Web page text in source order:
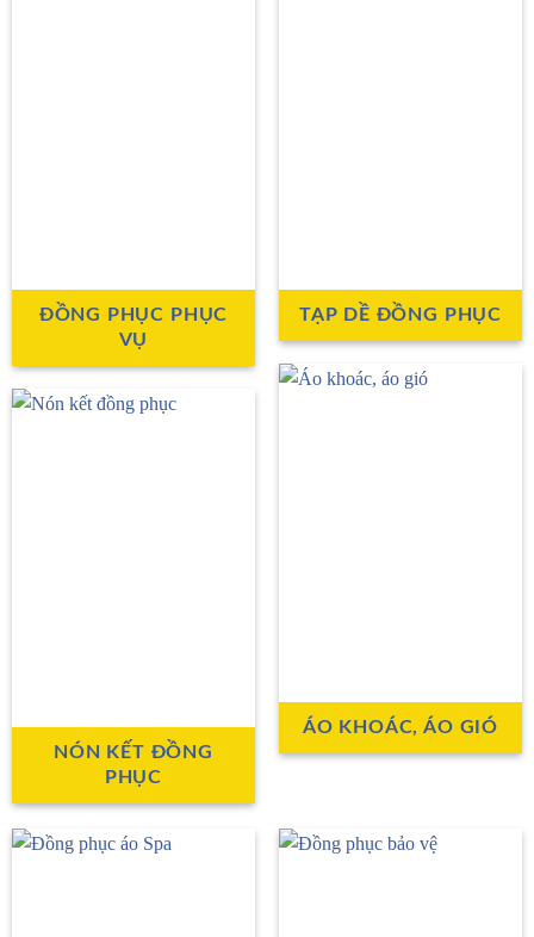
ĐỒNG PHỤC PHỤC
VỤ
TẠP DỀ ĐỒNG PHỤC
ÁO KHOÁC, ÁO GIÓ
NÓN KẾT ĐỒNG
PHỤC